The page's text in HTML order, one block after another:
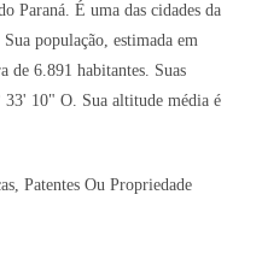
Paraná. É uma das cidades da
população, estimada em
de 6.891 habitantes. Suas
33' 10" O. Sua altitude média é
Patentes Ou Propriedade